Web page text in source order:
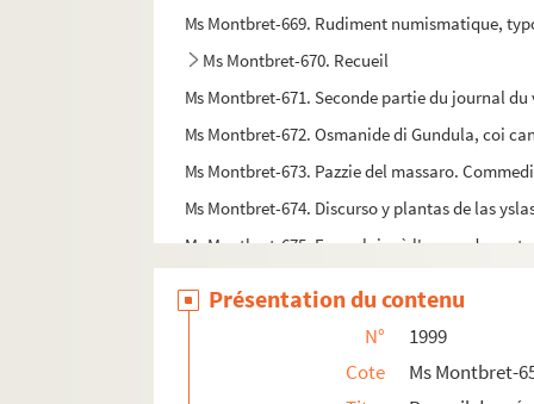
Ms Montbret-669. Rudiment numismatique,
Ms Montbret-670. Recueil
Ms Montbret-671. Seconde partie du journal
Ms Montbret-672. Osmanide di Gundula, coi
Ms Montbret-673. Pazzie del massaro.
Ms Montbret-674. Discurso y plantas de las
Ms Montbret-675. Formulaire à l'usage des
Présentation du contenu
N°
1999
Cote
Ms Montbret-